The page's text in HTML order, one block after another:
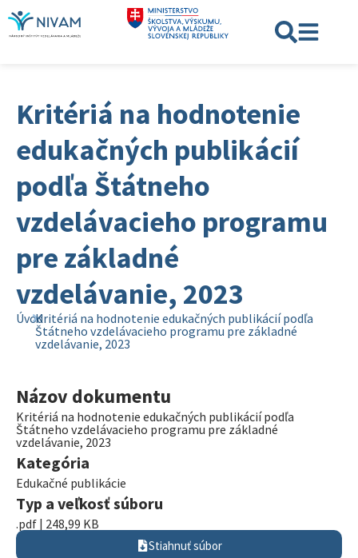
Kritériá na hodnotenie
edukačných publikácií
podľa Štátneho
vzdelávacieho programu
pre základné
vzdelávanie, 2023
ÚvodKritériá na hodnotenie edukačných publikácií podľa
Štátneho vzdelávacieho programu pre základné
vzdelávanie, 2023
Názov dokumentu
Kritériá na hodnotenie edukačných publikácií podľa
Štátneho vzdelávacieho programu pre základné
vzdelávanie, 2023
Kategória
Edukačné publikácie
Typ a veľkosť súboru
.pdf | 248,99 KB
Stiahnuť súbor